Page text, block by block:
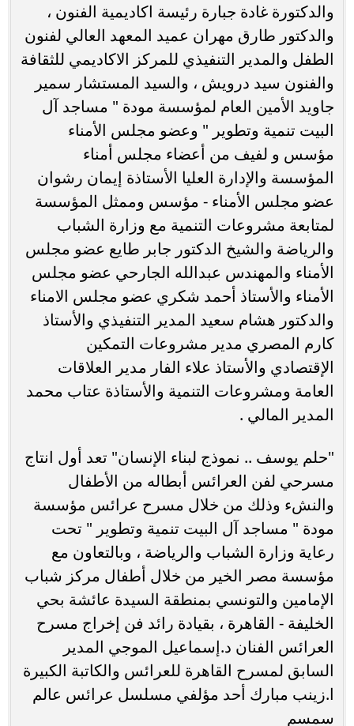
والدكتورة غادة جبارة رئيسة اكاديمية الفنون ،
والدكتور طارق مهران عميد المعهد العالي لفنون
الطفل والمدير التنفيذي للمركز الاكاديمي للثقافة
والفنون سيد درويش ، والسيد المستشار سمير
جاويد الأمين العام لمؤسسة مودة " مساجد آل
البيت تنمية وتطوير " وعضو مجلس الأمناء
مؤسس و لفيف من أعضاء مجلس أمناء
المؤسسة والإدارة العليا الأستاذة إيمان رشوان
عضو مجلس الأمناء - مؤسس وممثل المؤسسة
لمتابعة مشروعات التنمية مع وزارة الشباب
والرياضة والشيخ الدكتور جابر طايع عضو مجلس
الأمناء والمهندس عبدالله الجارحي عضو مجلس
الأمناء والأستاذ أحمد شكري عضو مجلس الامناء
والدكتور هشام سعيد المدير التنفيذي والأستاذ
كارم المصري مدير مشروعات التمكين
الإقتصادي والأستاذ علاء الفار مدير العلاقات
العامة ومشروعات التنمية والأستاذة عتاب محمد
المدير المالي .
"حلم يوسف .. نموذج لبناء الإنسان" تعد أول انتاج
مسرحي لفن العرائس أبطاله من الأطفال
والنشء وذلك من خلال مسرح عرائس مؤسسة
مودة " مساجد آل البيت تنمية وتطوير " تحت
رعاية وزارة الشباب والرياضة ، وبالتعاون مع
مؤسسة مصر الخير من خلال أطفال مركز شباب
الإمامين والتونسي بمنطقة السيدة عائشة بحي
الخليفة - القاهرة ، بقيادة رائد فن إخراج مسرح
العرائس الفنان د.إسماعيل الموجي المدير
السابق لمسرح القاهرة للعرائس والكاتبة الكبيرة
ا.زينب مبارك أحد مؤلفي مسلسل عرائس عالم
سمسم